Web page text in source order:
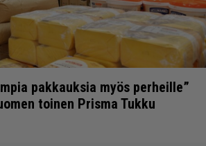
pakkauksia myös perheille”
toinen Prisma Tukku